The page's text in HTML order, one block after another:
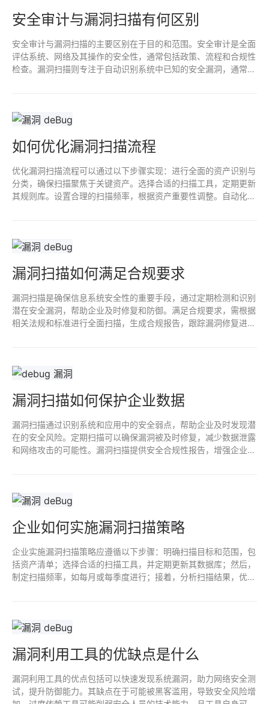
安全审计与漏洞扫描有何区别
安全审计与漏洞扫描的主要区别在于目的和范围。安全审计是全面
评估系统、网络及其操作的安全性，通常包括政策、流程和合规性
检查。漏洞扫描则专注于自动识别系统中已知的安全漏洞，通常作
如何优化漏洞扫描流程
优化漏洞扫描流程可以通过以下步骤实现：进行全面的资产识别与
分类，确保扫描聚焦于关键资产。选择合适的扫描工具，定期更新
其规则库。设置合理的扫描频率，根据资产重要性调整。自动化报
漏洞扫描如何满足合规要求
漏洞扫描是确保信息系统安全性的重要手段，通过定期检测和识别
潜在安全漏洞，帮助企业及时修复和防御。满足合规要求，需根据
相关法规和标准进行全面扫描，生成合规报告，跟踪漏洞修复进
漏洞扫描如何保护企业数据
漏洞扫描通过识别系统和应用中的安全弱点，帮助企业及时发现潜
在的安全风险。定期扫描可以确保漏洞被及时修复，减少数据泄露
和网络攻击的可能性。漏洞扫描提供安全合规性报告，增强企业对
企业如何实施漏洞扫描策略
企业实施漏洞扫描策略应遵循以下步骤：明确扫描目标和范围，包
括资产清单；选择合适的扫描工具，并定期更新其数据库；然后，
制定扫描频率，如每月或每季度进行；接着，分析扫描结果，优先
漏洞利用工具的优缺点是什么
漏洞利用工具的优点包括可以快速发现系统漏洞，助力网络安全测
试，提升防御能力。其缺点在于可能被黑客滥用，导致安全风险增